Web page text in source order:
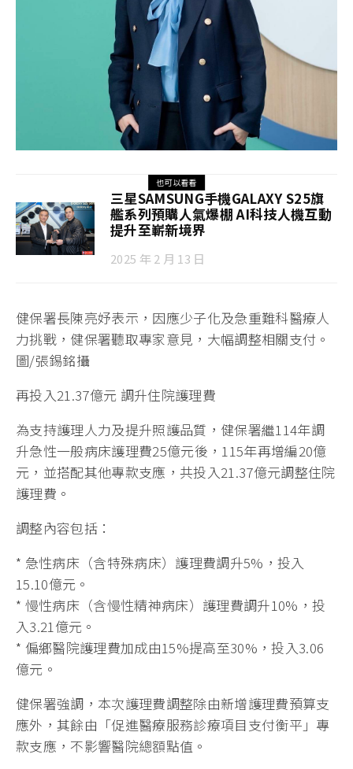
也可以看看
三星SAMSUNG手機GALAXY S25旗
艦系列預購人氣爆棚 AI科技人機互動
提升至嶄新境界
2025 年 2 月 13 日
健保署長陳亮妤表示，因應少子化及急重難科醫療人
力挑戰，健保署聽取專家意見，大幅調整相關支付。
圖/張錫銘攝
再投入21.37億元 調升住院護理費
為支持護理人力及提升照護品質，健保署繼114年調
升急性一般病床護理費25億元後，115年再增編20億
元，並搭配其他專款支應，共投入21.37億元調整住院
護理費。
調整內容包括：
* 急性病床（含特殊病床）護理費調升5%，投入
15.10億元。
* 慢性病床（含慢性精神病床）護理費調升10%，投
入3.21億元。
* 偏鄉醫院護理費加成由15%提高至30%，投入3.06
億元。
健保署強調，本次護理費調整除由新增護理費預算支
應外，其餘由「促進醫療服務診療項目支付衡平」專
款支應，不影響醫院總額點值。